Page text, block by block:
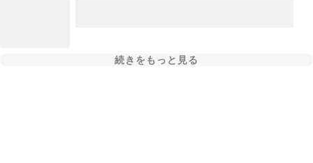
続きをもっと見る